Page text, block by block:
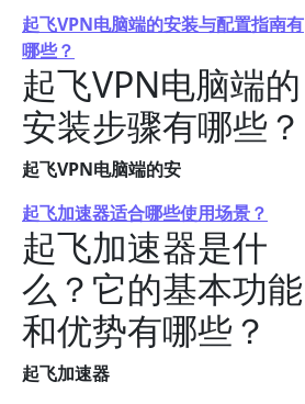
起飞VPN电脑端的安装与配置指南有
哪些？
起飞VPN电脑端的
安装步骤有哪些？
起飞VPN电脑端的安
起飞加速器适合哪些使用场景？
起飞加速器是什
么？它的基本功能
和优势有哪些？
起飞加速器